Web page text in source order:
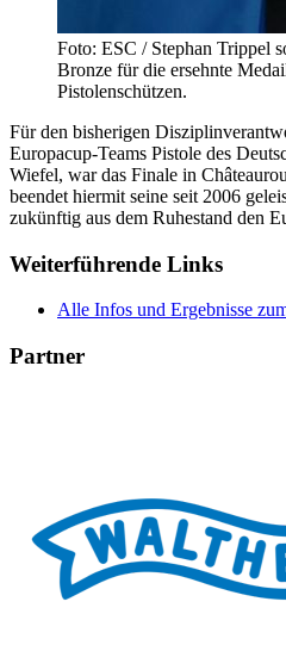
Foto: ESC / Stephan Trippel
Bronze für die ersehnte
Pistolenschützen.
Für den bisherigen
Europacup-Teams Pistole des
Wiefel, war das Finale in
beendet hiermit seine seit 2006
zukünftig aus dem Ruhestand den
Weiterführende Links
Alle Infos und Ergebnisse
Partner